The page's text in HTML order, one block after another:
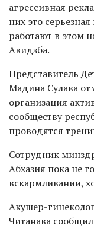
агрессивная
них это
работают в этом
Авидзба.
Представитель
Мадина Сулава
организация
сообществу
проводятся
Сотрудник
Абхазия пока не
вскармливании,
Акушер-
Читанава